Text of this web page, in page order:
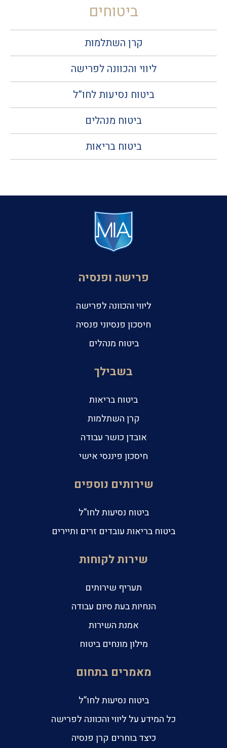
ביטוחים
קרן השתלמות
ליווי והכוונה לפרישה
ביטוח נסיעות לחו”ל
ביטוח מנהלים
ביטוח בריאות
פרישה ופנסיה
ליווי והכוונה לפרישה
חיסכון פנסיוני פנסיה
ביטוח מנהלים
בשבילך
ביטוח בריאות
קרן השתלמות
אובדן כושר עבודה
חיסכון פיננסי אישי
שירותים נוספים
ביטוח נסיעות לחו”ל
ביטוח בריאות עובדים זרים ותיירים
שירות לקוחות
תעריף שירותים
הנחיות בעת סיום עבודה
אמנת השירות
מילון מונחים ביטוח
מאמרים בתחום
ביטוח נסיעות לחו”ל
כל המידע על ליווי והכוונה לפרישה
כיצד בוחרים קרן פנסיה